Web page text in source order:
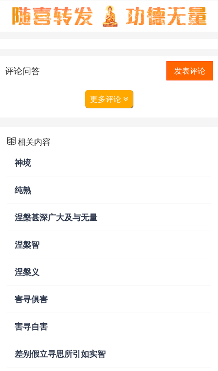
评论问答 发表评论
更多评论
相关内容
神境
纯熟
涅槃甚深广大及与无量
涅槃智
涅槃义
害寻俱害
害寻自害
差别假立寻思所引如实智